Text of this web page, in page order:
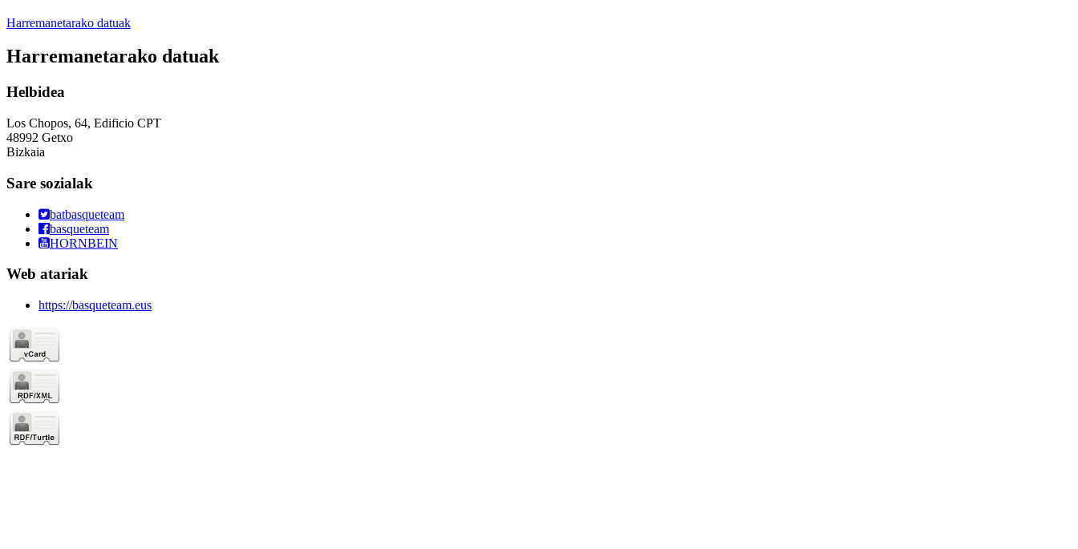
Harremanetarako datuak
Harremanetarako datuak
Helbidea
Los Chopos, 64, Edificio CPT
48992 Getxo
Bizkaia
Sare sozialak
batbasqueteam
basqueteam
HORNBEIN
Web atariak
https://basqueteam.eus